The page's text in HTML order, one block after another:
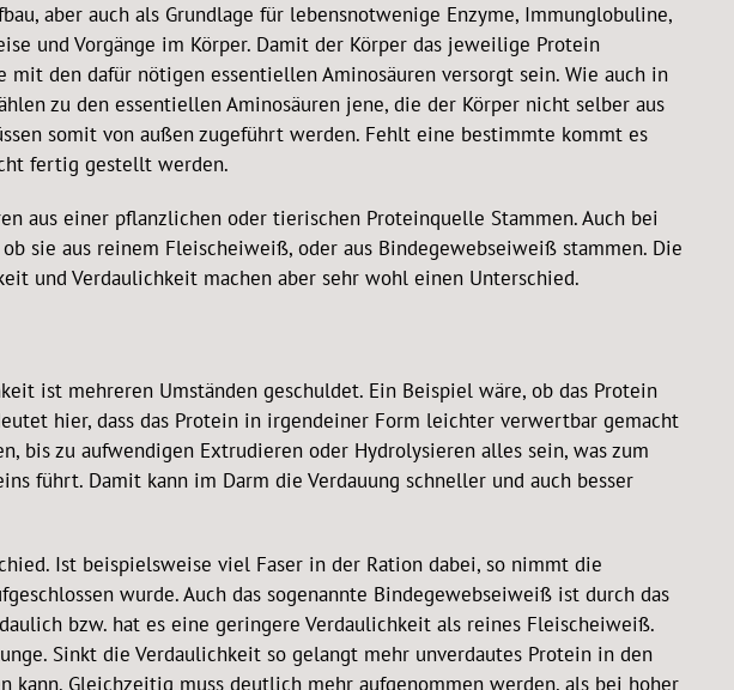
aber auch als Grundlage für lebensnotwenige Enzyme, Immunglobuline,
und Vorgänge im Körper. Damit der Körper das jeweilige Protein
mit den dafür nötigen essentiellen Aminosäuren versorgt sein. Wie auch in
zu den essentiellen Aminosäuren jene, die der Körper nicht selber aus
somit von außen zugeführt werden. Fehlt eine bestimmte kommt es
fertig gestellt werden.
aus einer pflanzlichen oder tierischen Proteinquelle Stammen. Auch bei
sie aus reinem Fleischeiweiß, oder aus Bindegewebseiweiß stammen. Die
und Verdaulichkeit machen aber sehr wohl einen Unterschied.
ist mehreren Umständen geschuldet. Ein Beispiel wäre, ob das Protein
hier, dass das Protein in irgendeiner Form leichter verwertbar gemacht
bis zu aufwendigen Extrudieren oder Hydrolysieren alles sein, was zum
führt. Damit kann im Darm die Verdauung schneller und auch besser
Ist beispielsweise viel Faser in der Ration dabei, so nimmt die
wurde. Auch das sogenannte Bindegewebseiweiß ist durch das
bzw. hat es eine geringere Verdaulichkeit als reines Fleischeiweiß.
Sinkt die Verdaulichkeit so gelangt mehr unverdautes Protein in den
kann. Gleichzeitig muss deutlich mehr aufgenommen werden, als bei hoher